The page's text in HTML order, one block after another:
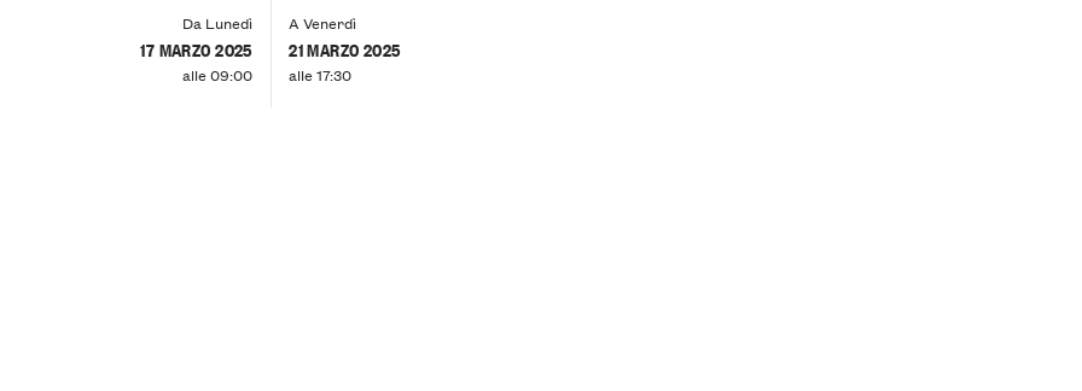
Da Lunedì
17 MARZO 2025
alle 09:00
A Venerdì
21 MARZO 2025
alle 17:30